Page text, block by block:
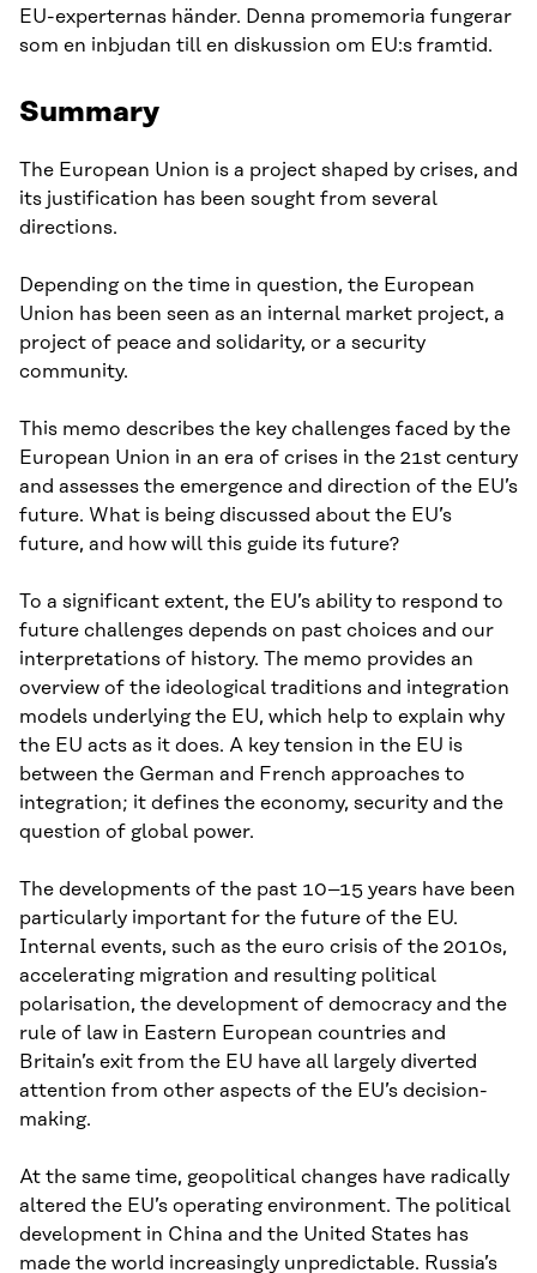
EU-experternas händer. Denna promemoria fungerar
som en inbjudan till en diskussion om EU:s framtid.
Summary
The European Union is a project shaped by crises, and
its justification has been sought from several
directions.
Depending on the time in question, the European
Union has been seen as an internal market project, a
project of peace and solidarity, or a security
community.
This memo describes the key challenges faced by the
European Union in an era of crises in the 21st century
and assesses the emergence and direction of the EU’s
future. What is being discussed about the EU’s
future, and how will this guide its future?
To a significant extent, the EU’s ability to respond to
future challenges depends on past choices and our
interpretations of history. The memo provides an
overview of the ideological traditions and integration
models underlying the EU, which help to explain why
the EU acts as it does. A key tension in the EU is
between the German and French approaches to
integration; it defines the economy, security and the
question of global power.
The developments of the past 10–15 years have been
particularly important for the future of the EU.
Internal events, such as the euro crisis of the 2010s,
accelerating migration and resulting political
polarisation, the development of democracy and the
rule of law in Eastern European countries and
Britain’s exit from the EU have all largely diverted
attention from other aspects of the EU’s decision-
making.
At the same time, geopolitical changes have radically
altered the EU’s operating environment. The political
development in China and the United States has
made the world increasingly unpredictable. Russia’s